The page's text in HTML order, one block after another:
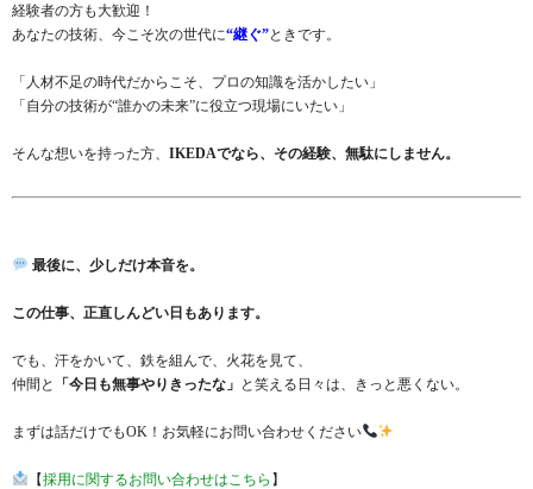
経験者の方も大歓迎！
あなたの技術、今こそ次の世代に“継ぐ”ときです。
「人材不足の時代だからこそ、プロの知識を活かしたい」
「自分の技術が“誰かの未来”に役立つ現場にいたい」
そんな想いを持った方、 IKEDAでなら、その経験、無駄にしません。
最後に、少しだけ本音を。
この仕事、正直しんどい日もあります。
でも、汗をかいて、鉄を組んで、火花を見て、
仲間と
「今日も無事やりきったな」 と笑える日々は、きっと悪くない。
まずは話だけでもOK！お気軽にお問い合わせください
【採用に関するお問い合わせはこちら 】